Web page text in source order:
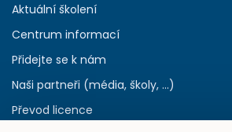
Aktuální školení
Centrum informací
Přidejte se k nám
Naši partneři (média, školy, ...)
Převod licence